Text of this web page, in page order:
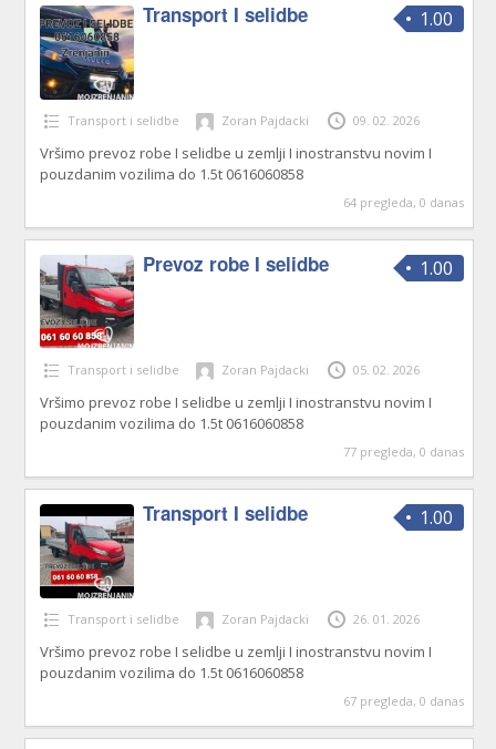
1.00
Transport I selidbe
Transport i selidbe Zoran Pajdacki 09. 02. 2026
Vršimo prevoz robe I selidbe u zemlji I inostranstvu novim I
pouzdanim vozilima do 1.5t 0616060858
64 pregleda, 0 danas
1.00
Prevoz robe I selidbe
Transport i selidbe Zoran Pajdacki 05. 02. 2026
Vršimo prevoz robe I selidbe u zemlji I inostranstvu novim I
pouzdanim vozilima do 1.5t 0616060858
77 pregleda, 0 danas
1.00
Transport I selidbe
Transport i selidbe Zoran Pajdacki 26. 01. 2026
Vršimo prevoz robe I selidbe u zemlji I inostranstvu novim I
pouzdanim vozilima do 1.5t 0616060858
67 pregleda, 0 danas